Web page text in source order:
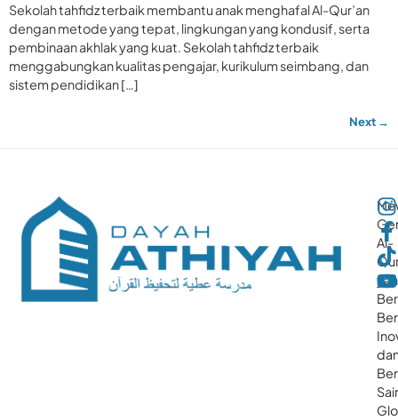
Sekolah tahfidz terbaik membantu anak menghafal Al-Qur’an
dengan metode yang tepat, lingkungan yang kondusif, serta
pembinaan akhlak yang kuat. Sekolah tahfidz terbaik
menggabungkan kualitas pengajar, kurikulum seimbang, dan
sistem pendidikan […]
Next →
Al-